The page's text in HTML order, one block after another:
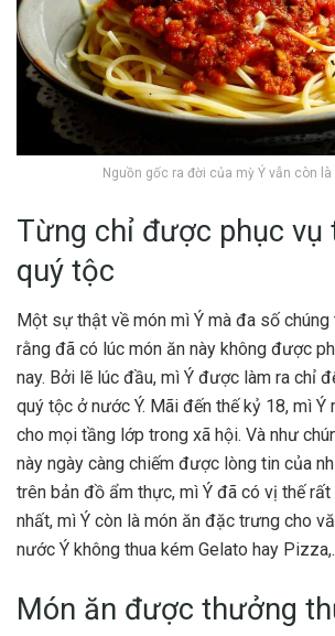
Nguồn gốc ra đời của mỳ Ý vẫn còn là
Từng chỉ được phục vụ
quý tộc
Một sự thật về món mì Ý mà đa số chúng
rằng đã có lúc món ăn này không được
nay. Bởi lẽ lúc đầu, mì Ý được làm ra chỉ
quý tộc ở nước Ý. Mãi đến thế kỷ 18, mì
cho mọi tầng lớp trong xã hội. Và như
này ngày càng chiếm được lòng tin của
trên bản đồ ẩm thực, mì Ý đã có vị thế rất
nhất, mì Ý còn là món ăn đặc trưng cho
nước Ý không thua kém Gelato hay
Món ăn được thưởng